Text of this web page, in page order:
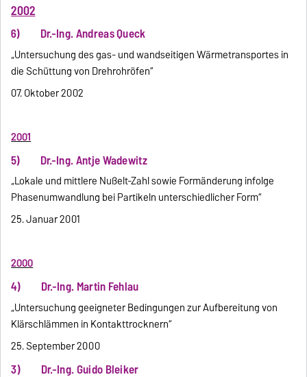
2002
6) Dr.-Ing. Andreas Queck
„Untersuchung des gas- und wandseitigen Wärmetransportes in
die Schüttung von Drehrohröfen“
07. Oktober 2002
2001
5) Dr.-Ing. Antje Wadewitz
„Lokale und mittlere Nußelt-Zahl sowie Formänderung infolge
Phasenumwandlung bei Partikeln unterschiedlicher Form“
25. Januar 2001
2000
4) Dr.-Ing. Martin Fehlau
„Untersuchung geeigneter Bedingungen zur Aufbereitung von
Klärschlämmen in Kontakttrocknern“
25. September 2000
3) Dr.-Ing. Guido Bleiker